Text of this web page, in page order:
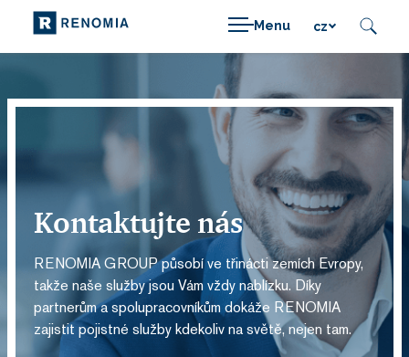
Menu cz
Kontaktujte nás
RENOMIA GROUP působí ve třinácti zemích Evropy,
takže naše služby jsou Vám vždy nablízku. Díky
partnerům a spolupracovníkům dokáže RENOMIA
zajistit pojistné služby kdekoliv na světě, nejen tam.